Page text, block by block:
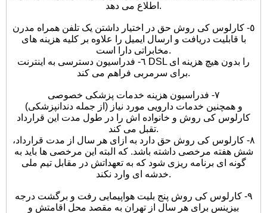
اطلاع می دهد.
٥- کارلوس کی روش حق در اختیار داشتن یک تلفن همراه مدرن
با قابلیت دریافت و ارسال ایمیل را علاوه بر کلیه هزینه های
مخابراتی دارا است.
٦- فدراسیون دسترسی به اینترنت DSL را بدون هیچ هزینه ای
برای سرمربی فراهم می کند.
٧- فدراسیون هزینه خدمات پزشکی خصوصی
(از جمله دندانپزشکی) و همچنین خدمات دارویی مورد نیاز
کارلوس کی روش و خانواده اش را در طول مدت این قرارداد
تقبل می کند.
٨- کارلوس کی روش حق دارد به ازای هر سال از مدت قرارداد،
شش هفته مرخصی داشته باشد. که البته این مرخصی ها باید به
گونه ای برنامه ریزی شود که به تعهداتش در مقابل تیم ملی
خدشه ای وارد نکند.
٩- کارلوس کی روش پنج بلیت هواپیمایی رفت و برگشت درجه
بیزینس برای هر سال از تهران به مقصد محل اقامتش و